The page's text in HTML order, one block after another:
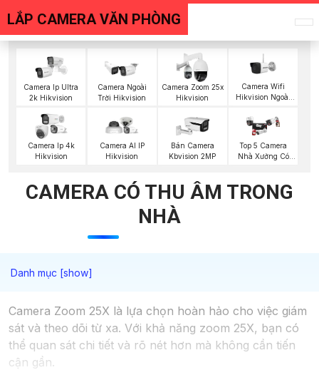
LẮP CAMERA VĂN PHÒNG
Camera Ip Ultra
2k Hikvision
Camera Ngoài
Trời Hikvision
Camera Zoom 25x
Hikvision
Camera Wifi
Hikvision Ngoài
Camera Ip 4k
Hikvision
Camera AI IP
Hikvision
Bán Camera
Kbvision 2MP
Top 5 Camera
Nhà Xưởng Có
CAMERA CÓ THU ÂM TRONG
NHÀ
Camera Zoom 25X là lựa chọn hoàn hảo cho việc giám
sát và theo dõi từ xa. Với khả năng zoom 25X, bạn có
thể quan sát chi tiết và rõ nét hơn mà không cần tiến
cận gần.